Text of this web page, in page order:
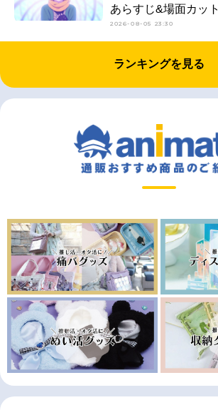
あらすじ&場面カット
2026-08-05 23:30
ランキングを見る